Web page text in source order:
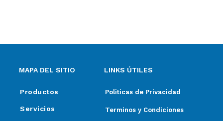
MAPA DEL SITIO
Productos
Servicios
LINKS ÚTILES
Politicas de Privacidad
Terminos y Condiciones